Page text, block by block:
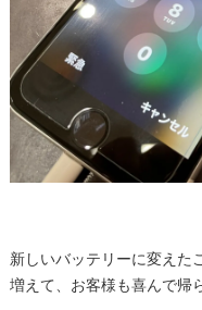
新しいバッテリーに変えた
増えて、お客様も喜んで帰